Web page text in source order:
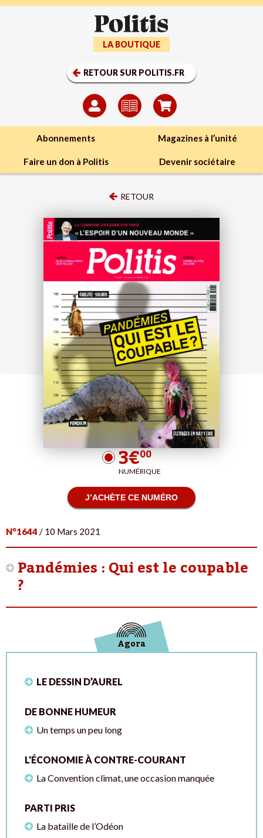
RETOUR SUR POLITIS.FR
LA BOUTIQUE
Abonnements Magazines à l’unité
Faire un don à Politis Devenir sociétaire
RETOUR
3€00
NUMÉRIQUE
J’ACHÈTE CE NUMÉRO
N°1644 / 10 Mars 2021
Pandémies : Qui est le coupable
?
Agora
LE DESSIN D’AUREL
DE BONNE HUMEUR
Un temps un peu long
L'ÉCONOMIE À CONTRE-COURANT
La Convention climat, une occasion manquée
PARTI PRIS
La bataille de l’Odéon